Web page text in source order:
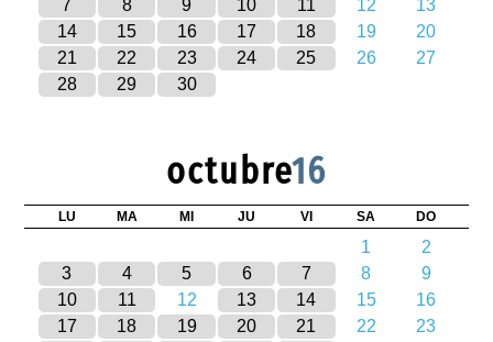
7
8 9 10 11 12
13
14
15 16 17 18 19
20
21
22 23 24 25 26
27
28
29 30
octubre16
LU MA MI JU VI SA DO
1
2
3
4 5 6 7 8
9
10
11 12 13 14 15
16
17
18 19 20 21 22
23